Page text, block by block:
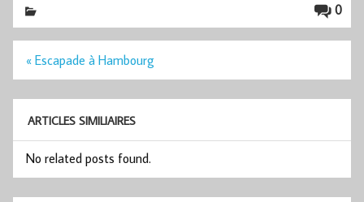
0
Navigation
l’article
« Escapade à Hambourg
ARTICLES SIMILIAIRES
No related posts found.